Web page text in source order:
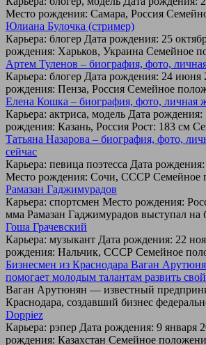
Место рождения: Самара, Россия
Юлиана Булочка (стример)
Карьера: блогер Дата рождения: 25
рождения: Харьков, Украина Семейное
Артем Туленов – биография, фото,
Карьера: блогер Дата рождения: 24 июня
рождения: Пенза, Россия Семейное
Елена Кошка – биография, фото, личная
Карьера: актриса, модель Дата
рождения: Казань, Россия Рост: 183 см
Татьяна Назарова – биография, фото,
сейчас
Карьера: певица поэтесса Дата рождения:
Место рождения: Сочи, СССР Семейное
Рамазан Гаджимурадов
Карьера: спортсмен Место рождения:
мма Рамазан Гаджимурадов выступал на
Гоша Грачевский
Карьера: музыкант Дата рождения: 22
рождения: Нальчик, СССР Семейное
Бизнесмен из Краснодара Ваган
помогает молодым талантам развить
Ваган Арутюнян — известный
Краснодара, создавший бизнес
Doppiez
Карьера: рэпер Дата рождения: 9 января
рождения: Казахстан Семейное